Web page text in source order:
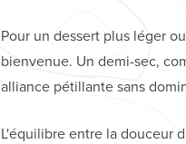
Pour un dessert plus léger
bienvenue. Un demi-sec,
alliance pétillante sans
L'équilibre entre la douceur